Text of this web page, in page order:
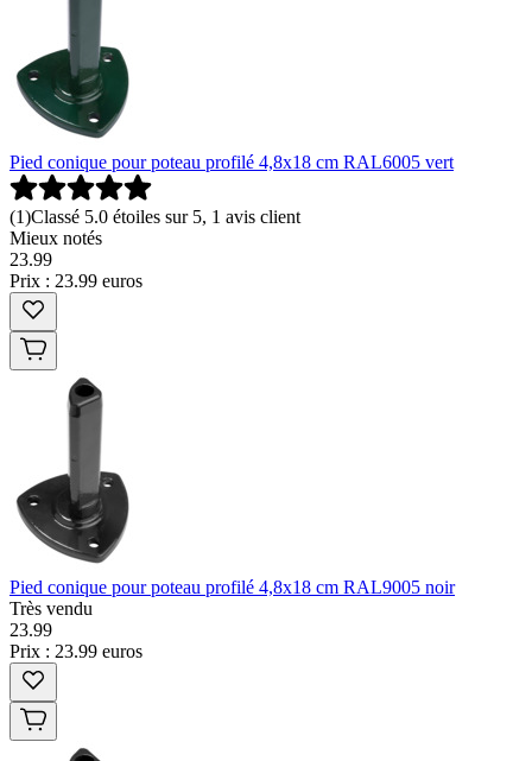
Pied conique pour poteau profilé 4,8x18 cm RAL6005 vert
(1)Classé 5.0 étoiles sur 5, 1 avis client
Mieux notés
23.99
Prix : 23.99 euros
Pied conique pour poteau profilé 4,8x18 cm RAL9005 noir
Très vendu
23.99
Prix : 23.99 euros